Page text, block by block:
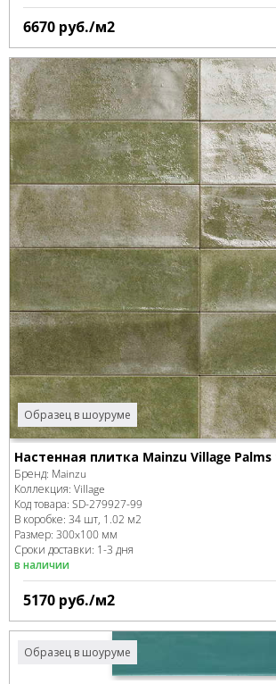
6670 руб./м2
Образец в шоуруме
Настенная плитка Mainzu Village Palms
Бренд: Mainzu
Коллекция: Village
Код товара: SD-279927-99
В коробке: 34 шт, 1.02 м2
Размер: 300x100 мм
Сроки доставки: 1-3 дня
в наличии
5170 руб./м2
Образец в шоуруме